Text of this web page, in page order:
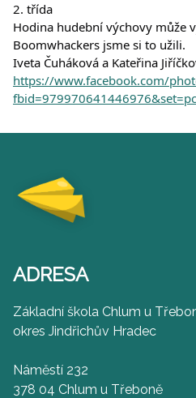
2. třída
Hodina hudební výchovy může
Boomwhackers jsme si to užili.
Iveta Čuháková a Kateřina
https://www.facebook.com/
ADRESA
Základní škola Chlum u
okres Jindřichův Hradec
Náměstí 232
378 04 Chlum u Třeboně